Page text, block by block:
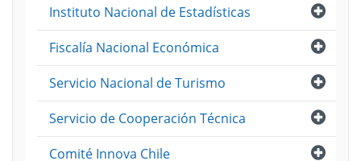
Abrir
Instituto Nacional de Estadísticas
Abrir
Fiscalía Nacional Económica
Abrir
Servicio Nacional de Turismo
Abrir
Servicio de Cooperación Técnica
Abrir
Comité Innova Chile